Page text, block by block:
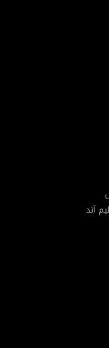
هذه الباقة في تعلم
مهارات رواية
تساعدك على بناء
مهاراتك في
آند